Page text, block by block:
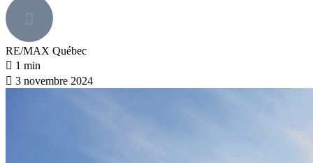
RE/MAX Québec
1 min
3 novembre 2024